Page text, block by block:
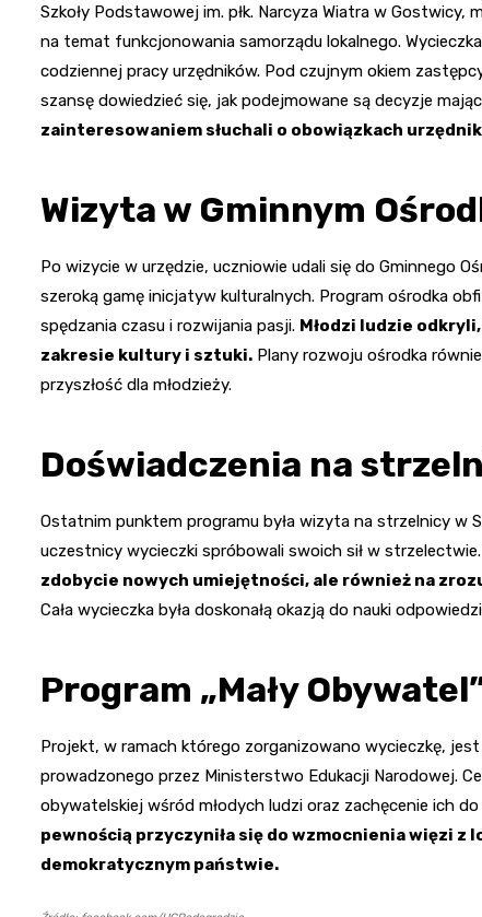
Szkoły Podstawowej im. płk. Narcyza Wiatra w
na temat funkcjonowania samorządu lokalnego.
codziennej pracy urzędników. Pod czujnym okiem
szansę dowiedzieć się, jak podejmowane są decyzje
zainteresowaniem słuchali o obowiązkach
Wizyta w Gminnym
Po wizycie w urzędzie, uczniowie udali się do Gminnego
szeroką gamę inicjatyw kulturalnych. Program ośrodka
spędzania czasu i rozwijania pasji. Młodzi ludzie
zakresie kultury i sztuki. Plany rozwoju ośrodka
przyszłość dla młodzieży.
Doświadczenia na
Ostatnim punktem programu była wizyta na strzelnicy w
uczestnicy wycieczki spróbowali swoich sił w strzelectwie.
zdobycie nowych umiejętności, ale również na
Cała wycieczka była doskonałą okazją do nauki
Program „Mały
Projekt, w ramach którego zorganizowano wycieczkę,
prowadzonego przez Ministerstwo Edukacji Narodowej.
obywatelskiej wśród młodych ludzi oraz zachęcenie ich
pewnością przyczyniła się do wzmocnienia więzi
demokratycznym państwie.